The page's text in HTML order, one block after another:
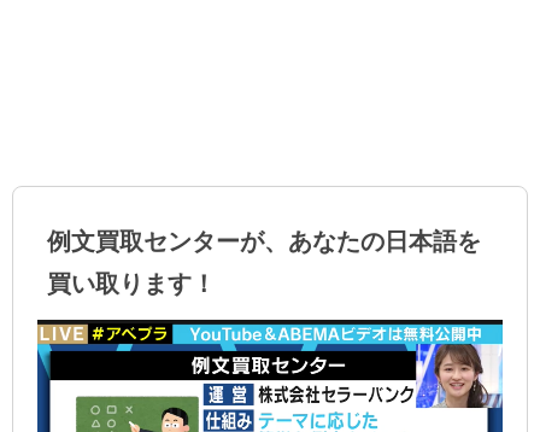
例文買取センターが、あなたの日本語を
買い取ります！